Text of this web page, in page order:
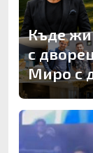
Къде
с
Миро с